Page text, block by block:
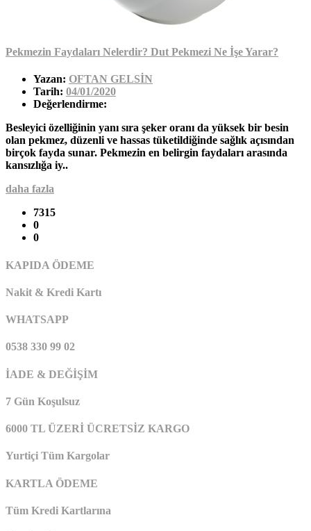
Pekmezin Faydaları Nelerdir? Dut Pekmezi Ne İşe Yarar?
Yazan: OFTAN GELSİN
Tarih: 04/01/2020
Değerlendirme:
Besleyici özelliğinin yanı sıra şeker oranı da yüksek bir besin
olan pekmez, düzenli ve hassas tüketildiğinde sağlık açısından
birçok fayda sunar. Pekmezin en belirgin faydaları arasında
kansızlığa iy..
daha fazla
7315
0
0
KAPIDA ÖDEME
Nakit & Kredi Kartı
WHATSAPP
0538 330 99 02
İADE & DEĞİŞİM
7 Gün Koşulsuz
6000 TL ÜZERİ ÜCRETSİZ KARGO
Yurtiçi Tüm Kargolar
KARTLA ÖDEME
Tüm Kredi Kartlarına